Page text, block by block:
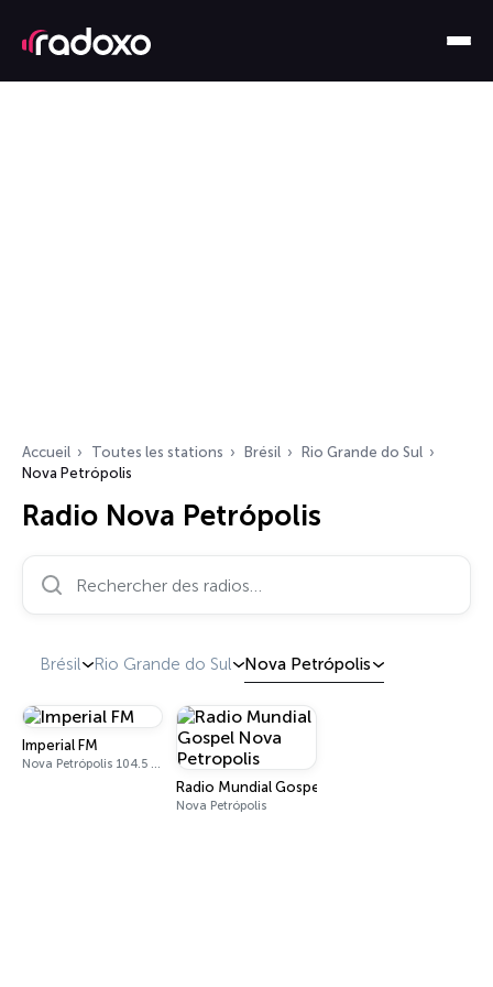
Accueil Toutes les stations Brésil
Rio Grande do Sul
Nova Petrópolis
Radio Nova Petrópolis
Brésil Rio Grande do Sul Nova Petrópolis
Imperial FM
Nova Petrópolis 104.5 FM
Radio Mundial Gospel Nova Petropolis
Nova Petrópolis